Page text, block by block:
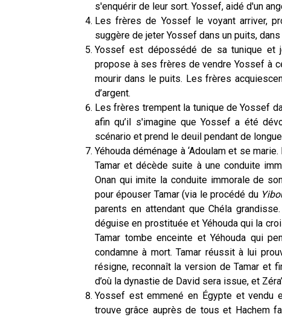
s'enquérir de leur sort. Yossef, aidé d'un
Les frères de Yossef le voyant arriver,
suggère de jeter Yossef dans un puits,
Yossef est dépossédé de sa tunique et
propose à ses frères de vendre Yossef à
mourir dans le puits. Les frères
d’argent.
Les frères trempent la tunique de Yossef
afin qu’il s'imagine que Yossef a été
scénario et prend le deuil pendant de
Yéhouda déménage à ‘Adoulam et se marie.
Tamar et décède suite à une conduite
Onan qui imite la conduite immorale de
pour épouser Tamar (via le procédé du
parents en attendant que Chéla
déguise en prostituée et Yéhouda qui la
Tamar tombe enceinte et Yéhouda qui
condamne à mort. Tamar réussit à lui
résigne, reconnaît la version de Tamar et
d’où la dynastie de David sera issue, et
Yossef est emmené en Égypte et vendu
trouve grâce auprès de tous et Hachem